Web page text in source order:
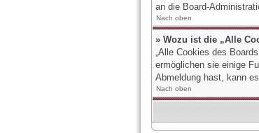
an die Board-
Nach oben
» Wozu ist die „Alle
„Alle Cookies des
ermöglichen sie einige
Abmeldung hast, kann
Nach oben